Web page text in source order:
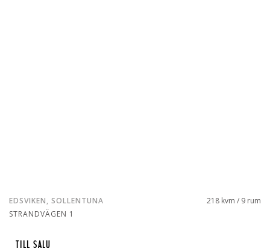
EDSVIKEN, SOLLENTUNA
STRANDVÄGEN 1
218 kvm / 9 rum
TILL SALU